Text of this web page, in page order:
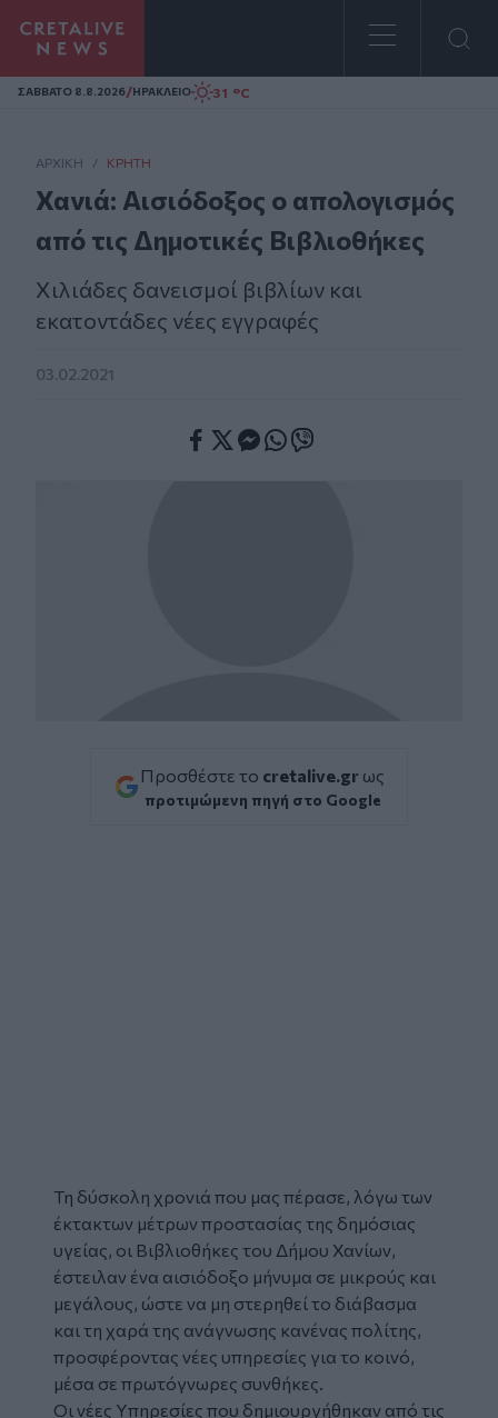
Homepage
ΣAΒΒΑΤΟ 8.8.2026/ΗΡΑΚΛΕΙΟ 31 °C
ΑΡΧΙΚΗ / ΚΡΉΤΗ
Χανιά: Αισιόδοξος ο απολογισμός
από τις Δημοτικές Βιβλιοθήκες
Χιλιάδες δανεισμοί βιβλίων και
εκατοντάδες νέες εγγραφές
03.02.2021
Προσθέστε το cretalive.gr ως
προτιμώμενη πηγή στο Google
Τη δύσκολη χρονιά που μας πέρασε, λόγω των
έκτακτων μέτρων προστασίας της δημόσιας
υγείας, οι Βιβλιοθήκες του Δήμου Χανίων,
έστειλαν ένα αισιόδοξο μήνυμα σε μικρούς και
μεγάλους, ώστε να μη στερηθεί το διάβασμα
και τη χαρά της ανάγνωσης κανένας πολίτης,
προσφέροντας νέες υπηρεσίες για το κοινό,
μέσα σε πρωτόγνωρες συνθήκες.
Οι νέες Υπηρεσίες που δημιουργήθηκαν από τις